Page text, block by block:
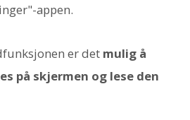
appen.
er det mulig å
på skjermen og lese den